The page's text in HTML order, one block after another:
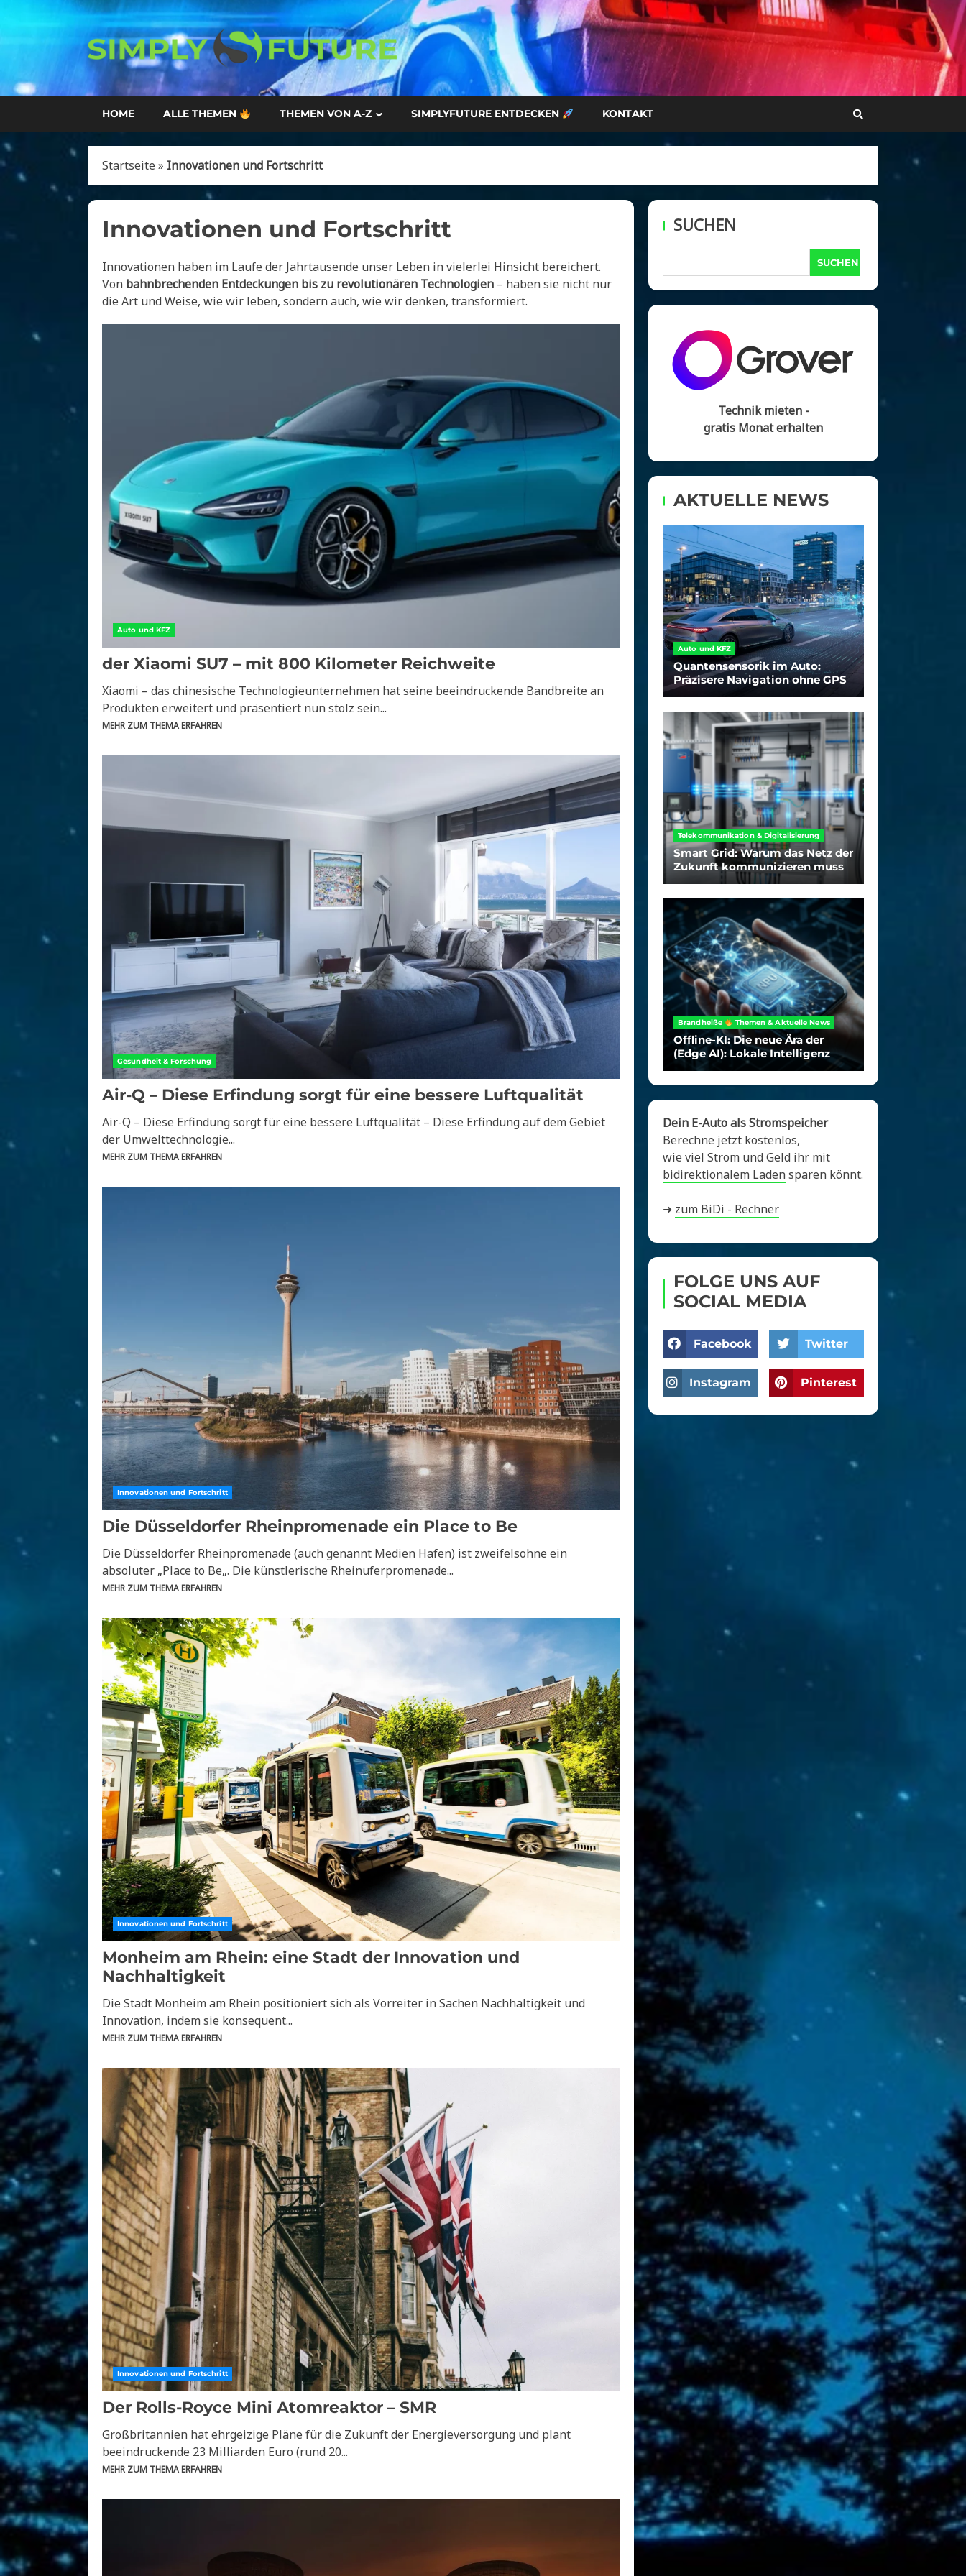
HOME ALLE THEMEN THEMEN VON A-Z SIMPLYFUTURE ENTDECKEN KONTAKT
Startseite » Innovationen und Fortschritt
Innovationen und Fortschritt
Innovationen haben im Laufe der Jahrtausende unser Leben in vielerlei Hinsicht bereichert.
Von bahnbrechenden Entdeckungen bis zu revolutionären Technologien – haben sie nicht nur
die Art und Weise, wie wir leben, sondern auch, wie wir denken, transformiert.
Auto und KFZ
der Xiaomi SU7 – mit 800 Kilometer Reichweite
Xiaomi – das chinesische Technologieunternehmen hat seine beeindruckende Bandbreite an
Produkten erweitert und präsentiert nun stolz sein...
MEHR ZUM THEMA ERFAHREN
Gesundheit & Forschung
Air-Q – Diese Erfindung sorgt für eine bessere Luftqualität
Air-Q – Diese Erfindung sorgt für eine bessere Luftqualität – Diese Erfindung auf dem Gebiet
der Umwelttechnologie...
MEHR ZUM THEMA ERFAHREN
Innovationen und Fortschritt
Die Düsseldorfer Rheinpromenade ein Place to Be
Die Düsseldorfer Rheinpromenade (auch genannt Medien Hafen) ist zweifelsohne ein
absoluter „Place to Be„. Die künstlerische Rheinuferpromenade...
MEHR ZUM THEMA ERFAHREN
Innovationen und Fortschritt
Monheim am Rhein: eine Stadt der Innovation und
Nachhaltigkeit
Die Stadt Monheim am Rhein positioniert sich als Vorreiter in Sachen Nachhaltigkeit und
Innovation, indem sie konsequent...
MEHR ZUM THEMA ERFAHREN
Innovationen und Fortschritt
Der Rolls-Royce Mini Atomreaktor – SMR
Großbritannien hat ehrgeizige Pläne für die Zukunft der Energieversorgung und plant
beeindruckende 23 Milliarden Euro (rund 20...
MEHR ZUM THEMA ERFAHREN
SUCHEN
SUCHEN
Technik mieten -
gratis Monat erhalten
AKTUELLE NEWS
Auto und KFZ
Quantensensorik im Auto:
Präzisere Navigation ohne GPS
Telekommunikation & Digitalisierung
Smart Grid: Warum das Netz der
Zukunft kommunizieren muss
Brandheiße Themen & Aktuelle News
Offline-KI: Die neue Ära der
(Edge AI): Lokale Intelligenz
Dein E-Auto als Stromspeicher
Berechne jetzt kostenlos,
wie viel Strom und Geld ihr mit
bidirektionalem Ladensparen könnt.
➜ zum BiDi - Rechner
FOLGE UNS AUF
SOCIAL MEDIA
Facebook Twitter
Instagram Pinterest